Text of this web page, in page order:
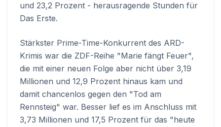
und 23,2 Prozent - herausragende Stunden für
Das Erste.
Stärkster Prime-Time-Konkurrent des ARD-
Krimis war die ZDF-Reihe "Marie fängt Feuer",
die mit einer neuen Folge aber nicht über 3,19
Millionen und 12,9 Prozent hinaus kam und
damit chancenlos gegen den "Tod am
Rennsteig" war. Besser lief es im Anschluss mit
3,73 Millionen und 17,5 Prozent für das "heute